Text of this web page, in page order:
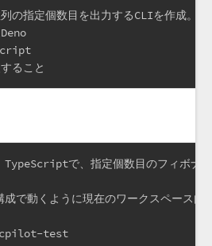
の指定個数目を出力するCLIを作成。
ること
で、指定個数目のフィボナッ
成で動くように現在のワークスペース
cpilot-test